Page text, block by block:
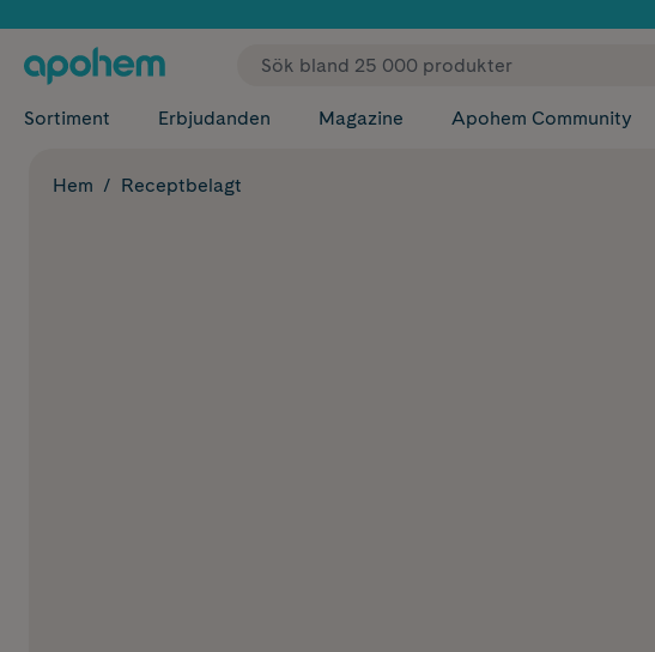
✓ Fri frakt
Sortiment Erbjudanden Magazine Apohem Community
Hem Receptbelagt